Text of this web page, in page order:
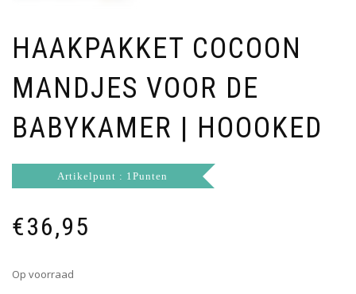
HAAKPAKKET COCOON
MANDJES VOOR DE
BABYKAMER | HOOOKED
Artikelpunt : 1Punten
€36,95
Op voorraad